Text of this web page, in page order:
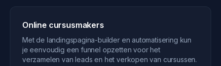
Online cursusmakers
Met de landingspagina-builder en automatisering kun
je eenvoudig een funnel opzetten voor het
verzamelen van leads en het verkopen van cursussen.